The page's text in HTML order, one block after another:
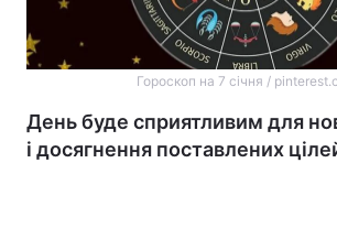
Гороскоп на 7 січня /
День буде сприятливим для
і досягнення поставлених